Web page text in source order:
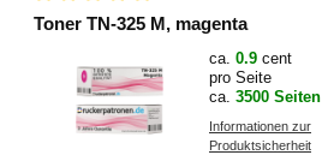
Toner TN-325 M, magenta
ca. 0.9 cent
pro Seite
ca. 3500 Seiten
Informationen zur
Produktsicherheit